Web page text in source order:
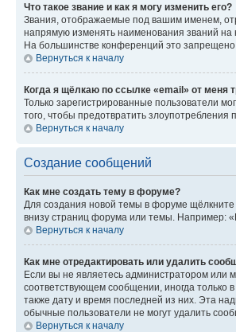
Что такое звание и как я могу изменить его?
Звания, отображаемые под вашим именем,
напрямую изменять наименования званий на
На большинстве конференций это
Вернуться к началу
Когда я щёлкаю по ссылке «email» от меня
Только зарегистрированные пользователи
того, чтобы предотвратить
Вернуться к началу
Создание сообщений
Как мне создать тему в форуме?
Для создания новой темы в форуме
внизу страниц форума или темы. Например:
Вернуться к началу
Как мне отредактировать или удалить
Если вы не являетесь администратором или
соответствующем сообщении, иногда только
также дату и время последней из них. Эта
обычные пользователи не могут удалить
Вернуться к началу